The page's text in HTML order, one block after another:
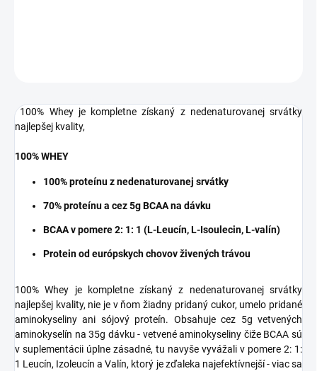
100% Whey je kompletne získaný z nedenaturovanej srvátky
najlepšej kvality,
100% WHEY
100% proteínu z nedenaturovanej srvátky
70% proteínu a cez 5g BCAA na dávku
BCAA v pomere 2: 1: 1 (L-Leucín, L-Isoulecin, L-valín)
Protein od európskych chovov živených trávou
100% Whey je kompletne získaný z nedenaturovanej srvátky
najlepšej kvality, nie je v ňom žiadny pridaný cukor, umelo pridané
aminokyseliny ani sójový proteín. Obsahuje cez 5g vetvených
aminokyselín na 35g dávku - vetvené aminokyseliny čiže BCAA sú
v suplementácii úplne zásadné, tu navyše vyvážali v pomere 2: 1:
1 Leucín, Izoleucín a Valín, ktorý je zďaleka najefektívnejší - viac sa